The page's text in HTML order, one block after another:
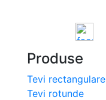
Produse
Tevi rectangulare
Tevi rotunde